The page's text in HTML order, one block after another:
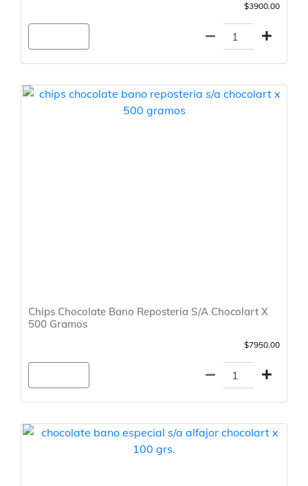
$3900.00
Chips Chocolate Bano Reposteria S/A Chocolart X
500 Gramos
$7950.00